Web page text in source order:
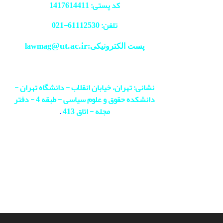
کد پستی: 1417614411
تلفن: 61112530-
021
پست الکترونیکی:lawmag@ut.ac.ir
نشانی: تهران، خیابان انقلاب - دانشگاه تهران -
دانشکده حقوق و علوم سیاسی - طبقه 4 - دفتر
مجله - اتاق 413
.